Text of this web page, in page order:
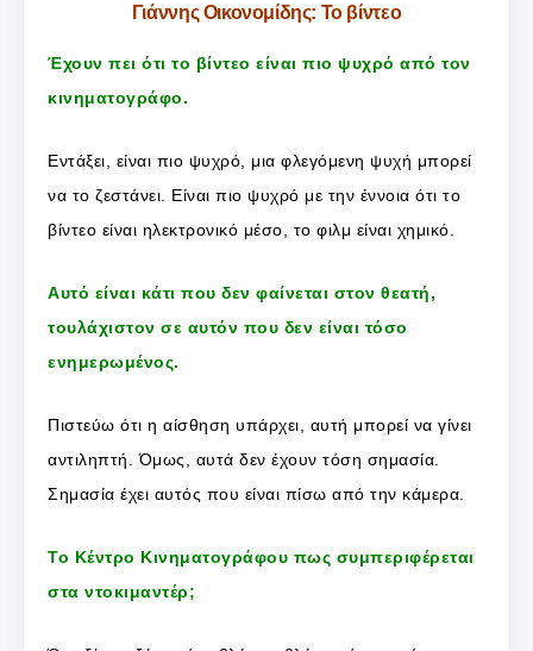
Γιάννης Οικονομίδης: Το βίντεο
Έχουν πει ότι το βίντεο είναι πιο ψυχρό από τον
κινηματογράφο.
Εντάξει, είναι πιο ψυχρό, μια φλεγόμενη ψυχή μπορεί
να το ζεστάνει. Είναι πιο ψυχρό με την έννοια ότι το
βίντεο είναι ηλεκτρονικό μέσο, το φιλμ είναι χημικό.
Αυτό είναι κάτι που δεν φαίνεται στον θεατή,
τουλάχιστον σε αυτόν που δεν είναι τόσο
ενημερωμένος.
Πιστεύω ότι η αίσθηση υπάρχει, αυτή μπορεί να γίνει
αντιληπτή. Όμως, αυτά δεν έχουν τόση σημασία.
Σημασία έχει αυτός που είναι πίσω από την κάμερα.
Το Κέντρο Κινηματογράφου πως συμπεριφέρεται
στα ντοκιμαντέρ;